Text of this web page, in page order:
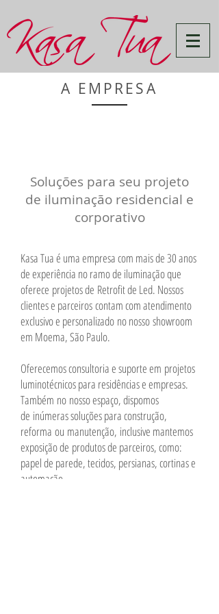
A EMPRESA
Soluções para seu projeto
de iluminação residencial e
corporativo
Kasa Tua é uma empresa com mais de 30 anos
de experiência no ramo de iluminação que
oferece projetos de Retrofit de Led. Nossos
clientes e parceiros contam com atendimento
exclusivo e personalizado no nosso showroom
em Moema, São Paulo.
Oferecemos consultoria e suporte em projetos
luminotécnicos para residências e empresas.
Também no nosso espaço, dispomos
de inúmeras soluções para construção,
reforma ou manutenção, inclusive mantemos
exposição de produtos de parceiros, como:
papel de parede, tecidos, persianas, cortinas e
automação.